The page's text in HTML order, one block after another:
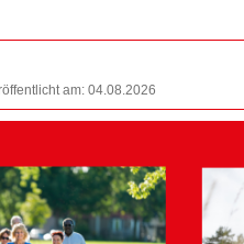
am: 04.08.2026